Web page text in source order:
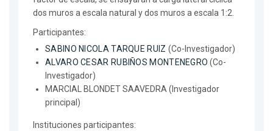
dos muros a escala natural y dos muros a escala 1:2.
Participantes:
SABINO NICOLA TARQUE RUIZ (Co-Investigador)
ALVARO CESAR RUBIÑOS MONTENEGRO (Co-
Investigador)
MARCIAL BLONDET SAAVEDRA (Investigador
principal)
Instituciones participantes: